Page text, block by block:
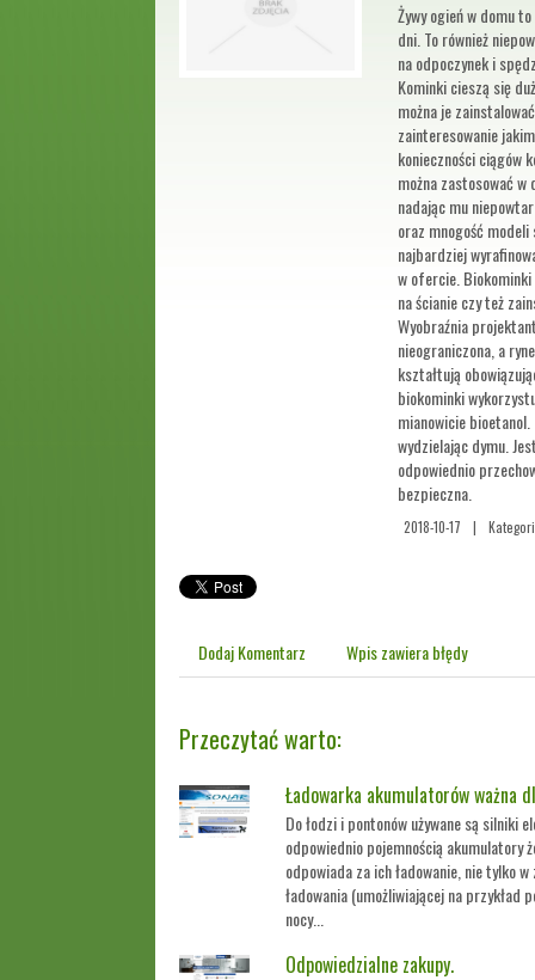
Żywy ogień w domu
dni. To również
na odpoczynek i
Kominki cieszą się
można je
zainteresowanie
konieczności ciągów
można zastosować
nadając mu
oraz mnogość
najbardziej
w ofercie.
na ścianie czy też
Wyobraźnia
nieograniczona, a
kształtują
biokominki
mianowicie
wydzielając dymu.
odpowiednio
bezpieczna.
2018-10-17 |
Dodaj Komentarz Wpis zawiera błędy
Przeczytać warto:
Ładowarka akumulatorów ważna
Do łodzi i pontonów używane są silniki
odpowiednio pojemnością akumulatory
odpowiada za ich ładowanie, nie tylko
ładowania (umożliwiającej na przykład
nocy...
Odpowiedzialne zakupy.